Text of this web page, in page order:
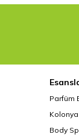
Parfüm
Kolonya
Body